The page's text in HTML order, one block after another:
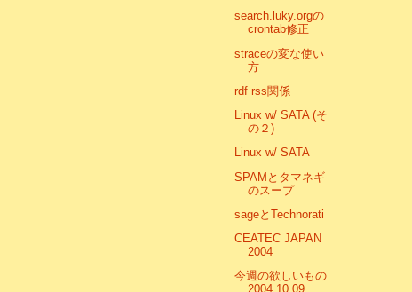
search.luky.orgの
crontab修正
straceの変な使い
方
rdf rss関係
Linux w/ SATA (そ
の２)
Linux w/ SATA
SPAMとタマネギ
のスープ
sageとTechnorati
CEATEC JAPAN
2004
今週の欲しいもの
2004.10.09